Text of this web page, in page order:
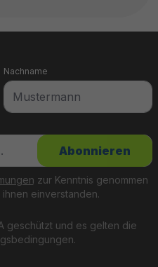
Nachname
geschützt und es gelten die
.
zur Kenntnis genommen
einverstanden.
Abonnieren